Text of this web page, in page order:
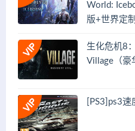
World:
版+世界定
生化危机8
Village（豪
[PS3]ps3